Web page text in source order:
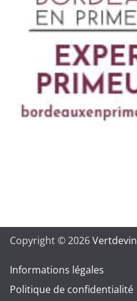
Copyright © 2026Vertdevin
Informations légales
Politique de confidentialité